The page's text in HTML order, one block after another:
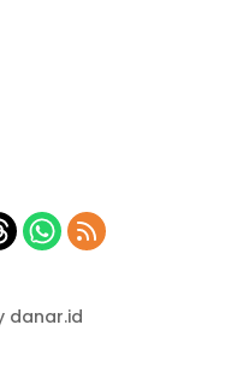
danar.id